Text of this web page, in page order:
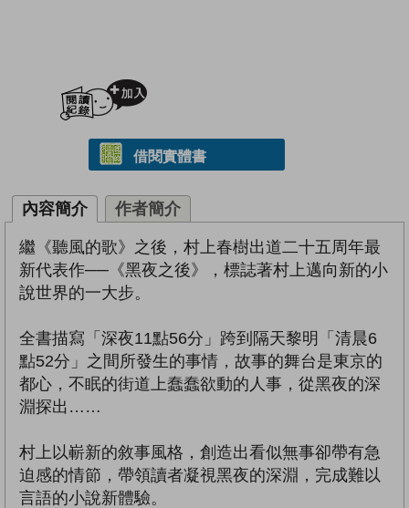
借閱實體書
內容簡介 作者簡介
繼《聽風的歌》之後，村上春樹出道二十五周年最
新代表作──《黑夜之後》，標誌著村上邁向新的小
說世界的一大步。
全書描寫「深夜11點56分」跨到隔天黎明「清晨6
點52分」之間所發生的事情，故事的舞台是東京的
都心，不眠的街道上蠢蠢欲動的人事，從黑夜的深
淵探出……
村上以嶄新的敘事風格，創造出看似無事卻帶有急
迫感的情節，帶領讀者凝視黑夜的深淵，完成難以
言語的小說新體驗。